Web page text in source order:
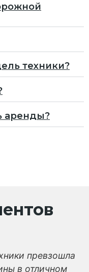
техники?
аренды?
превзошла
в отличном